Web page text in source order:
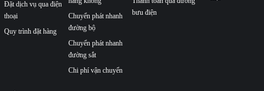
Đặt dịch vụ qua điện
thoại
Quy trình đặt hàng
Chuyển phát nhanh
đường bộ
Chuyển phát nhanh
đường sắt
Chi phí vận chuyển
bưu điện